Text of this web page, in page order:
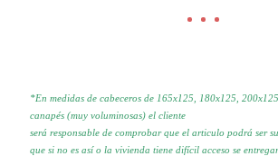
*En medidas de cabeceros de 165x125, 180x125,
canapés (muy voluminosas) el cliente
será responsable de comprobar que el articulo podrá ser
que si no es así o la vivienda tiene difícil acceso se